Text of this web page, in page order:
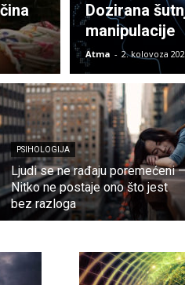
Dozirana
manipulacije
Atma - 2. kolovoza
PSIHOLOGIJA
Ljudi se ne rađaju poremećeni –
Nitko ne postaje ono što jest
bez razloga